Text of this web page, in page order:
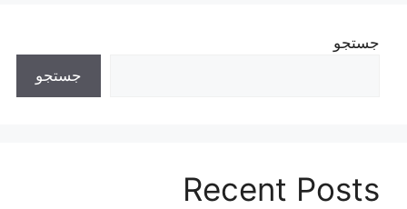
جستجو
جستجو
Recent Posts